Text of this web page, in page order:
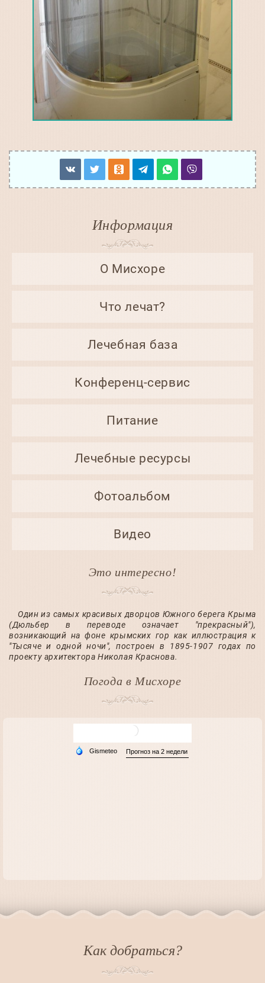
Информация
О Мисхоре
Что лечат?
Лечебная база
Конференц-сервис
Питание
Лечебные ресурсы
Фотоальбом
Видео
Это интересно!
Один из самых красивых дворцов Южного берега Крыма
(Дюльбер в переводе означает "прекрасный"),
возникающий на фоне крымских гор как иллюстрация к
"Тысяче и одной ночи", построен в 1895-1907 годах по
проекту архитектора Николая Краснова.
Погода в Мисхорe
Как добраться?